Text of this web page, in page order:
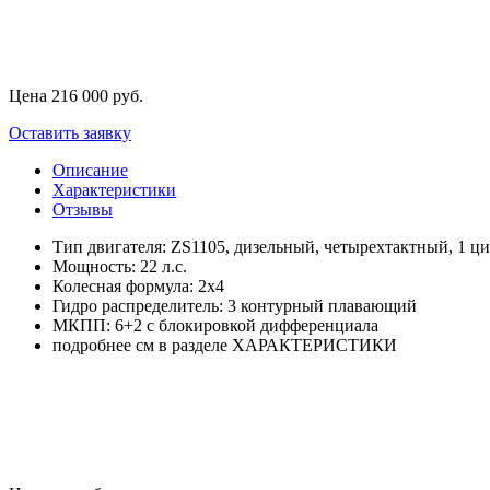
Цена 216 000 руб.
Оставить заявку
Описание
Характеристики
Отзывы
Тип двигателя: ZS1105, дизельный, четырехтактный, 1
Мощность: 22 л.с.
Колесная формула: 2х4
Гидро распределитель: 3 контурный плавающий
МКПП: 6+2 с блокировкой дифференциала
подробнее см в разделе ХАРАКТЕРИСТИКИ